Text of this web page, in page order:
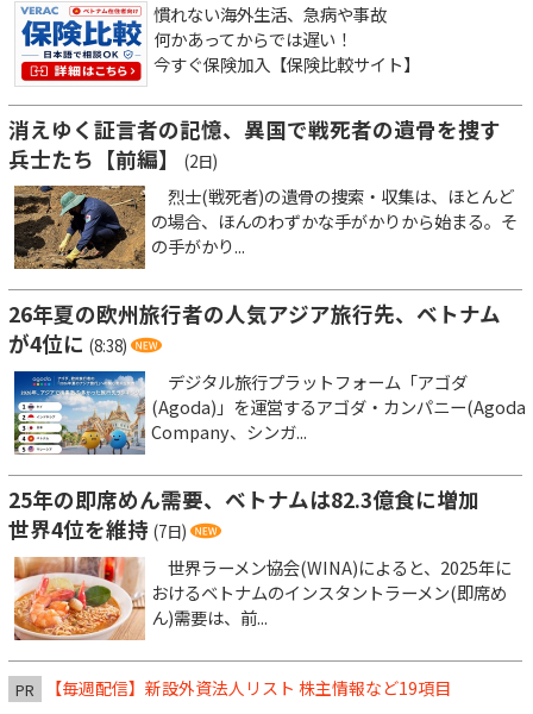
慣れない海外生活、急病や事故
何かあってからでは遅い！
今すぐ保険加入【保険比較サイト】
消えゆく証言者の記憶、異国で戦死者の遺骨を捜す
兵士たち【前編】
(2日)
烈士(戦死者)の遺骨の捜索・収集は、ほとんど
の場合、ほんのわずかな手がかりから始まる。そ
の手がかり...
26年夏の欧州旅行者の人気アジア旅行先、ベトナム
が4位に (8:38)
デジタル旅行プラットフォーム「アゴダ
(Agoda)」を運営するアゴダ・カンパニー(Agoda
Company、シンガ...
25年の即席めん需要、ベトナムは82.3億食に増加
世界4位を維持 (7日)
世界ラーメン協会(WINA)によると、2025年に
おけるベトナムのインスタントラーメン(即席め
ん)需要は、前...
PR 【毎週配信】新設外資法人リスト 株主情報など19項目